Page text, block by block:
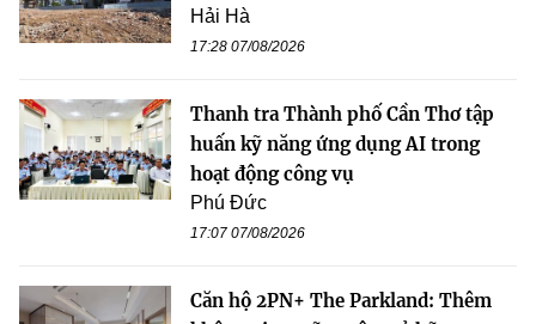
Hải Hà
17:28 07/08/2026
Thanh tra Thành phố Cần Thơ tập
huấn kỹ năng ứng dụng AI trong
hoạt động công vụ
Phú Đức
17:07 07/08/2026
Căn hộ 2PN+ The Parkland: Thêm